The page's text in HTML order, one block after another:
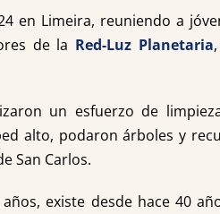
en Limeira, reuniendo a
de la Red-Luz Planetaria
un esfuerzo de
alto, podaron árboles y
San Carlos.
existe desde hace 40